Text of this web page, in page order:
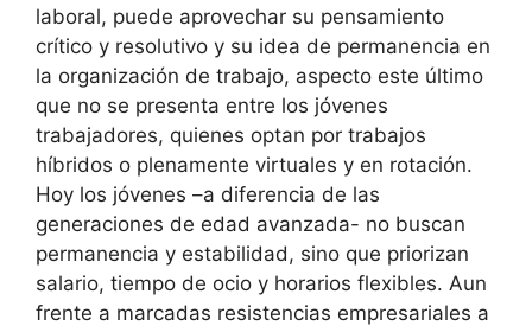
laboral, puede aprovechar su pensamiento
crítico y resolutivo y su idea de permanencia en
la organización de trabajo, aspecto este último
que no se presenta entre los jóvenes
trabajadores, quienes optan por trabajos
híbridos o plenamente virtuales y en rotación.
Hoy los jóvenes –a diferencia de las
generaciones de edad avanzada- no buscan
permanencia y estabilidad, sino que priorizan
salario, tiempo de ocio y horarios flexibles. Aun
frente a marcadas resistencias empresariales a